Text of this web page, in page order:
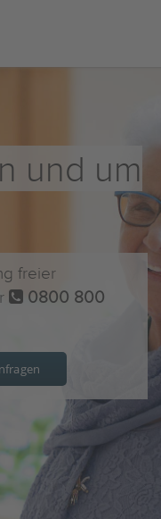
und um
freier
0800 800